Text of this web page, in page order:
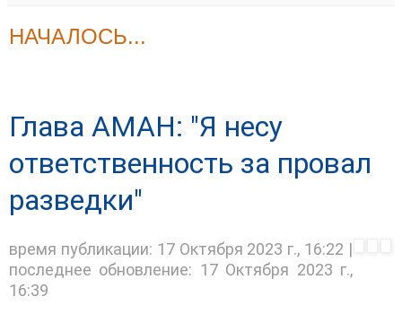
НАЧАЛОСЬ...
Глава АМАН: "Я несу
ответственность за провал
разведки"
время публикации: 17 Октября 2023 г., 16:22 |
последнее обновление: 17 Октября 2023 г.,
16:39